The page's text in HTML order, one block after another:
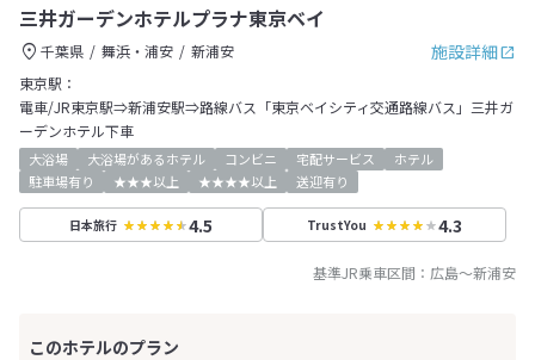
三井ガーデンホテルプラナ東京ベイ
施設詳細
千葉県 舞浜・浦安
新浦安
東京駅：
電車/JR東京駅⇒新浦安駅⇒路線バス「東京ベイシティ交通路線バス」三井ガ
ーデンホテル下車
大浴場 大浴場があるホテル コンビニ 宅配サービス
ホテル
駐車場有り
★★★以上 ★★★★以上 送迎有り
日本旅行 4.5 TrustYou 4.3
基準JR乗車区間： 広島～新浦安